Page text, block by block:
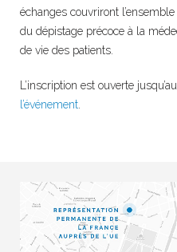
échanges couvriront
du dépistage précoce à la
de vie des patients.
L’inscription est ouverte
l’événement